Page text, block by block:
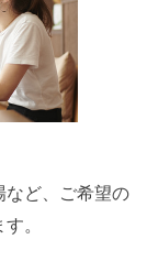
など、ご希望の
。